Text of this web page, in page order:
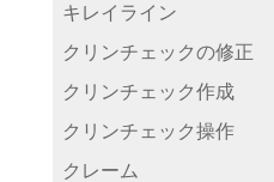
キレイライン
クリンチェックの修正
クリンチェック作成
クリンチェック操作
クレーム